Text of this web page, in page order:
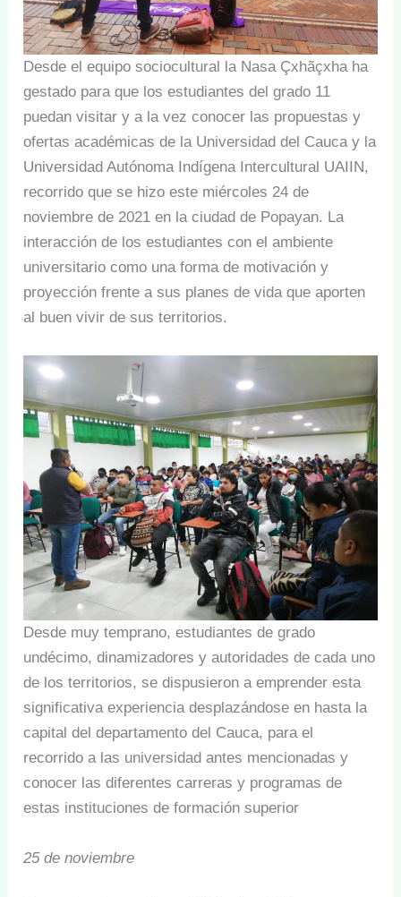
Desde el equipo sociocultural la Nasa Çxhãçxha ha
gestado para que los estudiantes del grado 11
puedan visitar y a la vez conocer las propuestas y
ofertas académicas de la Universidad del Cauca y la
Universidad Autónoma Indígena Intercultural UAIIN,
recorrido que se hizo este miércoles 24 de
noviembre de 2021 en la ciudad de Popayan. La
interacción de los estudiantes con el ambiente
universitario como una forma de motivación y
proyección frente a sus planes de vida que aporten
al buen vivir de sus territorios.
Desde muy temprano, estudiantes de grado
undécimo, dinamizadores y autoridades de cada uno
de los territorios, se dispusieron a emprender esta
significativa experiencia desplazándose en hasta la
capital del departamento del Cauca, para el
recorrido a las universidad antes mencionadas y
conocer las diferentes carreras y programas de
estas instituciones de formación superior
25 de noviembre